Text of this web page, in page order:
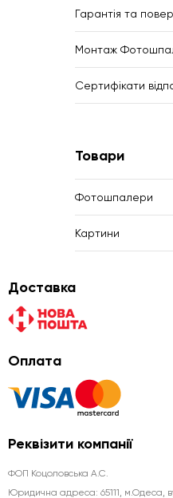
Гарантія та
Монтаж
Сертифікати
Товари
Фотошпалери
Картини
Доставка
Оплата
Реквізити компанії
ФОП Коцоловська А.С.
Юридична aдреса: 65111, м.Одеса,